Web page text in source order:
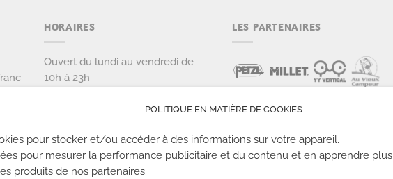
HORAIRES
Ouvert du lundi au vendredi de
10h à 23h
LES PARTENAIRES
POLITIQUE EN MATIÈRE DE COOKIES
pour stocker et/ou accéder à des informations sur votre appareil.
pour mesurer la performance publicitaire et du contenu et en apprendre plus
produits de nos partenaires.